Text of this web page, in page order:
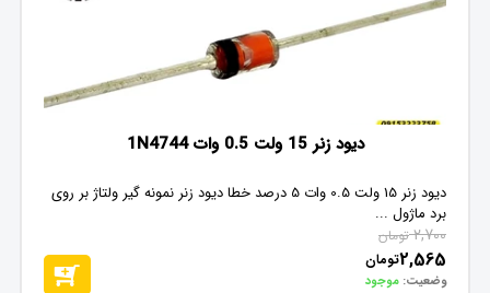
دیود زنر 15 ولت 0.5 وات 1N4744
دیود زنر 15 ولت 0.5 وات 5 درصد خطا دیود زنر نمونه گیر ولتاژ بر روی
برد ماژول ...
2,700 تومان
2,565تومان
وضعیت: موجود